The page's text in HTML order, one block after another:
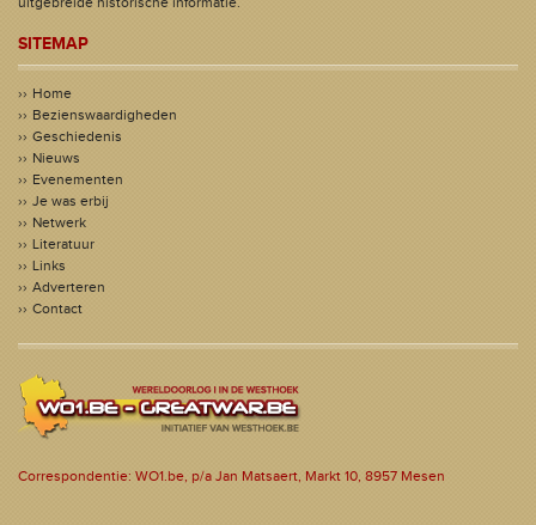
SITEMAP
Home
Bezienswaardigheden
Geschiedenis
Nieuws
Evenementen
Je was erbij
Netwerk
Literatuur
Links
Adverteren
Contact
Correspondentie: WO1.be, p/a Jan Matsaert, Markt 10, 8957 Mesen